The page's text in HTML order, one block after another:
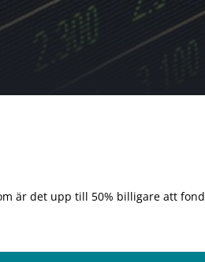
är det upp till 50% billigare att